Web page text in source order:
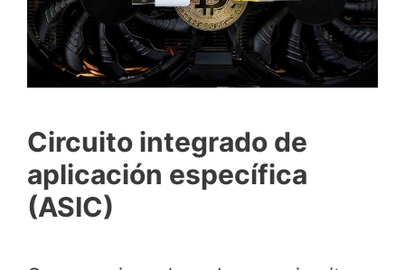
Circuito integrado de
aplicación específica
(ASIC)